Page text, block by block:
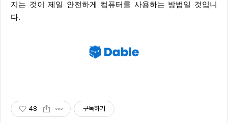
지는 것이 제일 안전하게 컴퓨터를 사용하는 방법일 것입니
다.
48 구독하기